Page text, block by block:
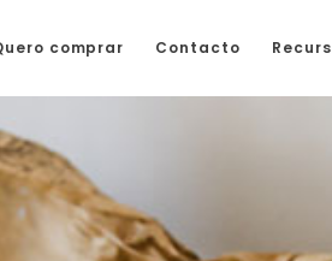
comprar Contacto